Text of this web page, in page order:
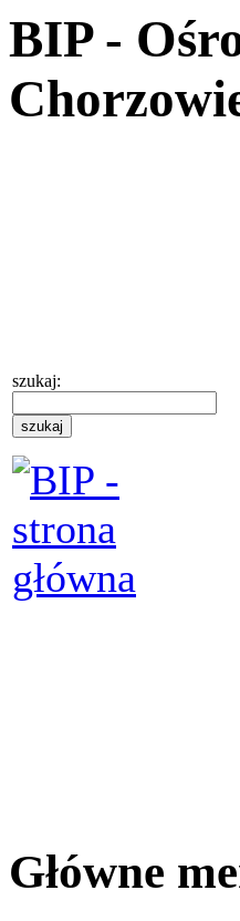
BIP -
szukaj:
Główne